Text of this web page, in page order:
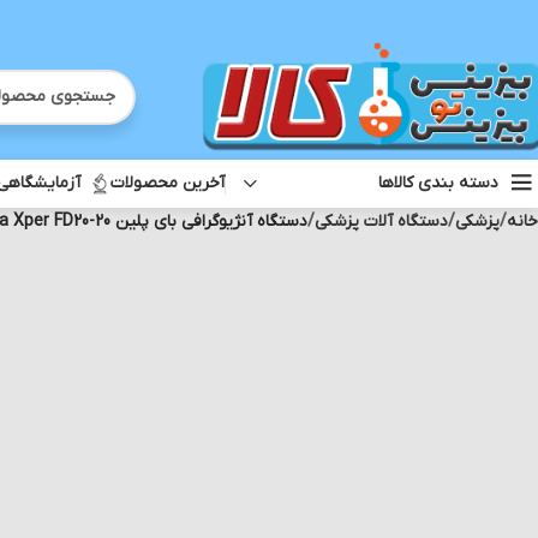
دسته بندی کالاها آخرین محصولات
خانه پزشکی دستگاه آلات پزشکی دستگاه آنژیوگرافی بای پلین Allura Xper FD20-20